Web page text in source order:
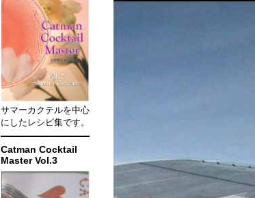
サマーカクテルを中心
にしたレシピ集です。
Catman Cocktail
Master Vol.3